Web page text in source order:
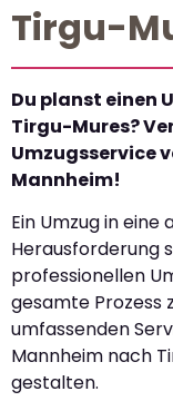
Tirgu-
Du planst einen
Tirgu-Mures?
Umzugsservice
Mannheim!
Ein Umzug in
Herausforderung
professionellen
gesamte Prozess
umfassenden
Mannheim nach
gestalten.